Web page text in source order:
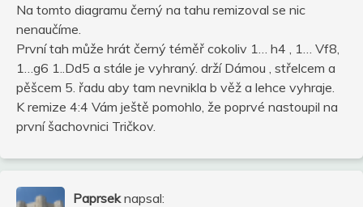
Na tomto diagramu černý na tahu remizoval se nic
nenaučíme.
První tah může hrát černý téměř cokoliv 1… h4 , 1… Vf8,
1…g6 1..Dd5 a stále je vyhraný. drží Dámou , střelcem a
pěšcem 5. řadu aby tam nevnikla b věž a lehce vyhraje.
K remize 4:4 Vám ještě pomohlo, že poprvé nastoupil na
první šachovnici Tričkov.
Paprsek napsal: